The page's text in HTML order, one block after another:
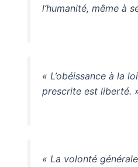
l’humanité, même à
« L’obéissance à la loi
prescrite est liberté.
« La volonté